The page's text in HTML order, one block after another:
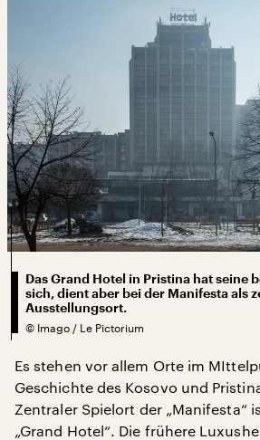
Das Grand Hotel in Pristina hat seine
sich, dient aber bei der Manifesta als
Ausstellungsort.
© Imago / Le Pictorium
Es stehen vor allem Orte im
Geschichte des Kosovo und
Zentraler Spielort der „Manifesta“
„Grand Hotel“. Die frühere